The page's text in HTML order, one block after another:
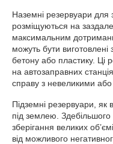
Підземні резервуари,
під землею.
зберігання великих
від можливого
Наземні резервуари для
розміщуються на
максимальним
можуть бути виготовлені
бетону або пластику. Ці
на автозаправних
справу з невеликими